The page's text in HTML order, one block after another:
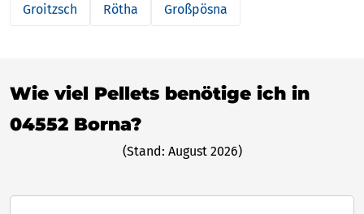
Groitzsch Rötha Großpösna
Wie viel Pellets benötige ich in
04552 Borna?
(Stand: August 2026)